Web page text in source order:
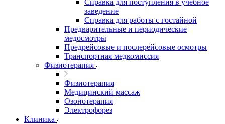
Справка для поступления в учебное
заведение
Справка для работы с гостайной
Предварительные и периодические
медосмотры
Предрейсовые и послерейсовые осмотры
Транспортная медкомиссия
Физиотерапия
Физиотерапия
Медицинский массаж
Озонотерапия
Электрофорез
Клиника